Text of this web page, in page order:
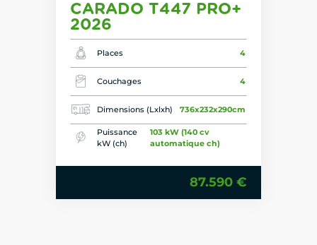
CARADO T447 PRO+
2026
Places 4
Couchages 4
Dimensions (Lxlxh) 736x232x290cm
Puissance
kW (ch)
103 kW (140 cv
automatique ch)
87.590 €